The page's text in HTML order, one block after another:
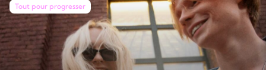
Tout pour progresser